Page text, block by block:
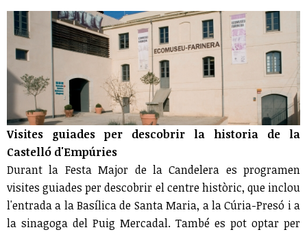
Visites guiades per descobrir la historia de la
Castelló d'Empúries
Durant la Festa Major de la Candelera es programen
visites guiades per descobrir el centre històric, que inclou
l'entrada a la Basílica de Santa Maria, a la Cúria-Presó i a
la sinagoga del Puig Mercadal. També es pot optar per